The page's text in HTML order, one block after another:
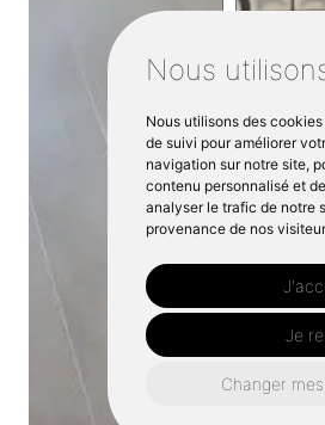
Nous
Nous utilisons des
de suivi pour améliorer
navigation sur notre site,
contenu personnalisé et
analyser le trafic de notre
provenance de nos
Je
Changer